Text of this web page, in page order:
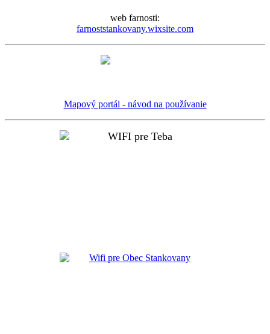
web farnosti:
farnoststankovany.wixsite.com
Mapový portál - návod na používanie